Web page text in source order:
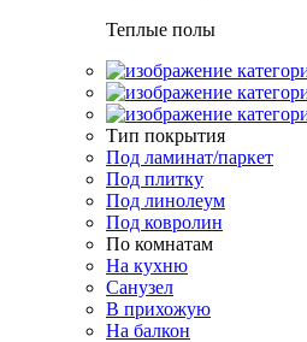
Теплые полы
Тип покрытия
Под ламинат/паркет
Под плитку
Под линолеум
Под ковролин
По комнатам
На кухню
Санузел
В прихожую
На балкон